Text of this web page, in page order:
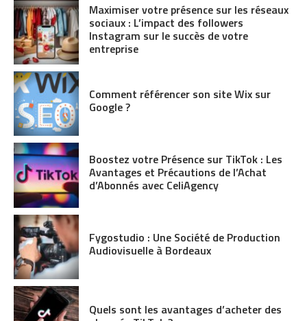
Maximiser votre présence sur les réseaux
sociaux : L’impact des followers
Instagram sur le succès de votre
entreprise
Comment référencer son site Wix sur
Google ?
Boostez votre Présence sur TikTok : Les
Avantages et Précautions de l’Achat
d’Abonnés avec CeliAgency
Fygostudio : Une Société de Production
Audiovisuelle à Bordeaux
Quels sont les avantages d’acheter des